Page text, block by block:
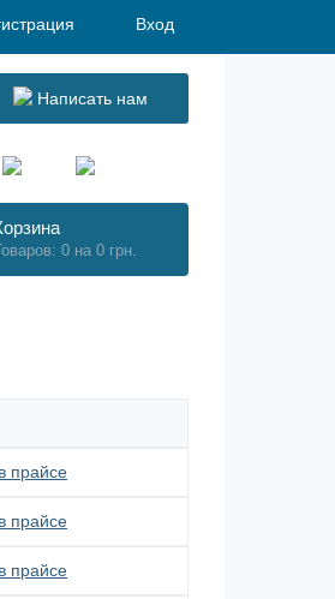
Вход
Написать нам
0 на 0 грн.
прайсе
прайсе
прайсе